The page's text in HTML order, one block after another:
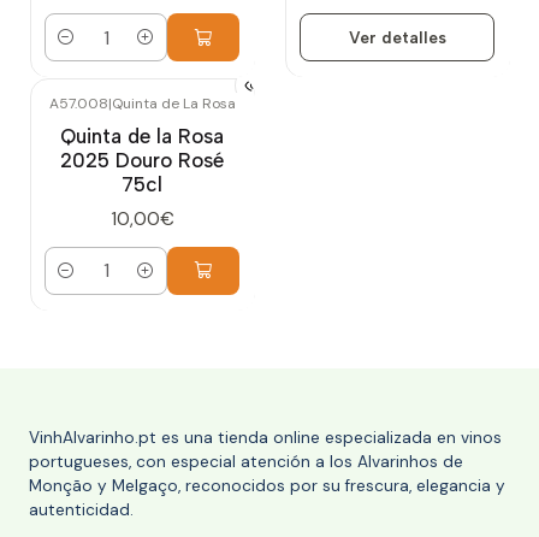
Cantidad
Ver detalles
A57.008|Quinta de La Rosa
Quinta de la Rosa
2025 Douro Rosé
75cl
10,00€
Cantidad
VinhAlvarinho.pt es una tienda online especializada en vinos
portugueses, con especial atención a los Alvarinhos de
Monção y Melgaço, reconocidos por su frescura, elegancia y
autenticidad.